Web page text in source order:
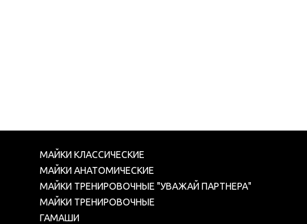
МАЙКИ КЛАССИЧЕСКИЕ
МАЙКИ АНАТОМИЧЕСКИЕ
МАЙКИ ТРЕНИРОВОЧНЫЕ "УВАЖАЙ ПАРТНЕРА"
МАЙКИ ТРЕНИРОВОЧНЫЕ
ГАМАШИ